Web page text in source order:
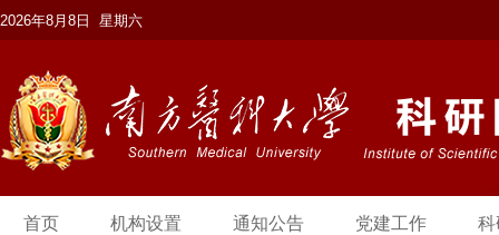
2026年8月8日 星期六
首页 机构设置 通知公告 党建工作 科